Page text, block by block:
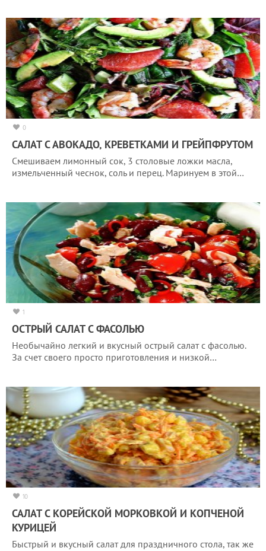
0
САЛАТ С АВОКАДО, КРЕВЕТКАМИ И ГРЕЙПФРУТОМ
Смешиваем лимонный сок, 3 столовые ложки масла,
измельченный чеснок, соль и перец. Маринуем в этой…
1
ОСТРЫЙ САЛАТ С ФАСОЛЬЮ
Необычайно легкий и вкусный острый салат с фасолью.
За счет своего просто приготовления и низкой…
10
САЛАТ С КОРЕЙСКОЙ МОРКОВКОЙ И КОПЧЕНОЙ
КУРИЦЕЙ
Быстрый и вкусный салат для праздничного стола, так же